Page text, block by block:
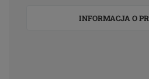
INFORMACJA O